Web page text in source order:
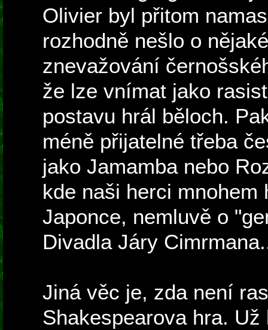
Olivier byl přitom
rozhodně nešlo o
znevažování
že lze vnímat jako
postavu hrál běloch.
méně přijatelné třeba
jako Jamamba nebo
kde naši herci mnohem
Japonce, nemluvě o
Divadla Járy
Jiná věc je, zda není
Shakespearova hra.